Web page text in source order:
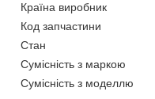
Країна виробник
Код запчастини
Стан
Сумісність з маркою
Сумісність з моделлю